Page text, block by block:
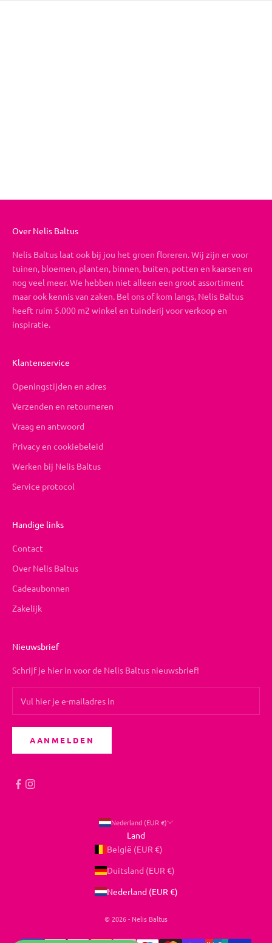
Over Nelis Baltus
Nelis Baltus laat ook bij jou het groen floreren. Wij zijn er voor
tuinen, bloemen, planten, binnen, buiten, potten en kaarsen en
nog veel meer. We hebben niet alleen een groot assortiment
maar ook kennis van zaken. Bel ons of kom langs, Nelis Baltus
heeft ruim 5.000 m2 winkel en tuinderij voor verkoop en
inspiratie.
Klantenservice
Openingstijden en adres
Verzenden en retourneren
Vraag en antwoord
Privacy en cookiebeleid
Werken bij Nelis Baltus
Service protocol
Handige links
Contact
Over Nelis Baltus
Cadeaubonnen
Zakelijk
Nieuwsbrief
Schrijf je hier in voor de Nelis Baltus nieuwsbrief!
AANMELDEN
Nederland (EUR €)
Land
België (EUR €)
Duitsland (EUR €)
Nederland (EUR €)
© 2026 - Nelis Baltus